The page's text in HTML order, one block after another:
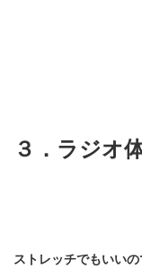
３．ラジオ
ストレッチでもいい